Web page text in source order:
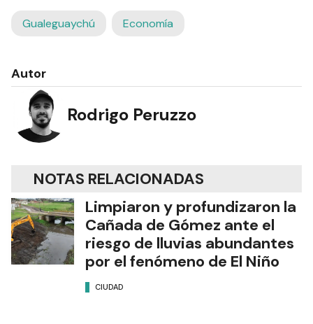
Gualeguaychú Economía
Autor
Rodrigo Peruzzo
NOTAS RELACIONADAS
Limpiaron y profundizaron la
Cañada de Gómez ante el
riesgo de lluvias abundantes
por el fenómeno de El Niño
CIUDAD